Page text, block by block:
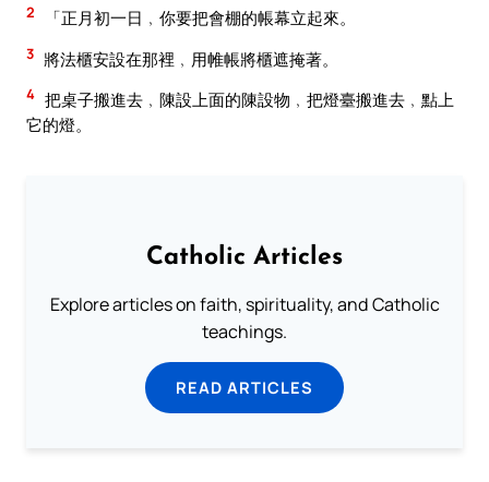
2 「正月初一日﹐你要把會棚的帳幕立起來。
3 將法櫃安設在那裡﹐用帷帳將櫃遮掩著。
4 把桌子搬進去﹐陳設上面的陳設物﹐把燈臺搬進去﹐點上
它的燈。
Catholic Articles
Explore articles on faith, spirituality, and Catholic
teachings.
READ ARTICLES